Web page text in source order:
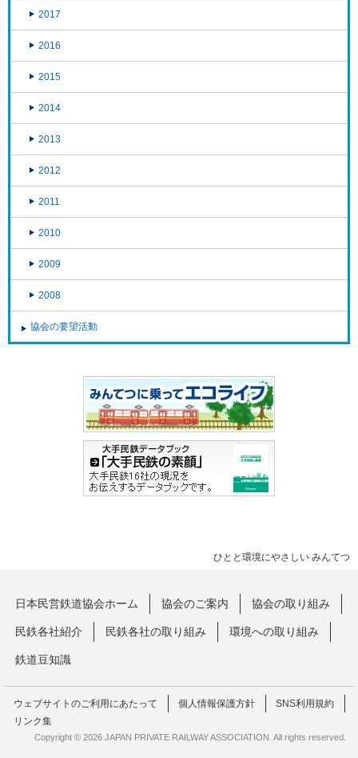
2017
2016
2015
2014
2013
2012
2011
2010
2009
2008
協会の要望活動
ひとと環境にやさしい みんてつ
日本民営鉄道協会ホーム 協会のご案内 協会の取り組み
民鉄各社紹介 民鉄各社の取り組み 環境への取り組み
鉄道豆知識
ウェブサイトのご利用にあたって 個人情報保護方針
SNS利用規約
リンク集
Copyright © 2026 JAPAN PRIVATE RAILWAY ASSOCIATION. All rights reserved.